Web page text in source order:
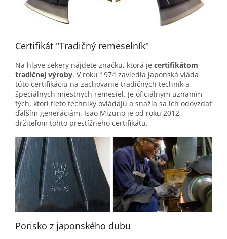
Certifikát "Tradičný remeselník"
Na hlave sekery nájdete značku, ktorá je certifikátom
tradičnej výroby. V roku 1974 zaviedla japonská vláda
túto certifikáciu na zachovanie tradičných techník a
špeciálnych miestnych remesiel. Je oficiálnym uznaním
tých, ktorí tieto techniky ovládajú a snažia sa ich odovzdať
ďalším generáciám. Isao Mizuno je od roku 2012
držiteľom tohto prestížneho certifikátu.
Porisko z japonského dubu